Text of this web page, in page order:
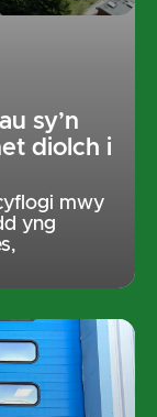
sy’n
diolch i
mwy
yng